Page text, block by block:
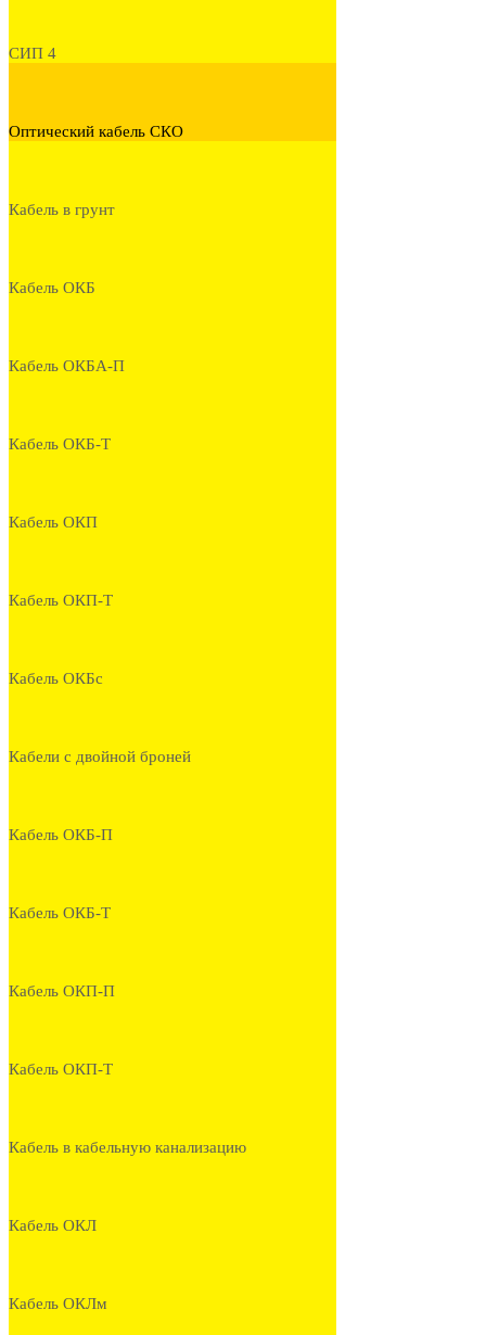
СИП 4
Оптический кабель СКО
Кабель в грунт
Кабель ОКБ
Кабель ОКБА-П
Кабель ОКБ-Т
Кабель ОКП
Кабель ОКП-Т
Кабель ОКБс
Кабели с двойной броней
Кабель ОКБ-П
Кабель ОКБ-Т
Кабель ОКП-П
Кабель ОКП-Т
Кабель в кабельную канализацию
Кабель ОКЛ
Кабель ОКЛм